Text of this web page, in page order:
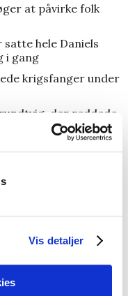
Vis detaljer
at påvirke folk
hele Daniels
i gang
krigsfanger under
der reddede
Daniel har lært på
i Føtex lærte
bare klikker play – eller